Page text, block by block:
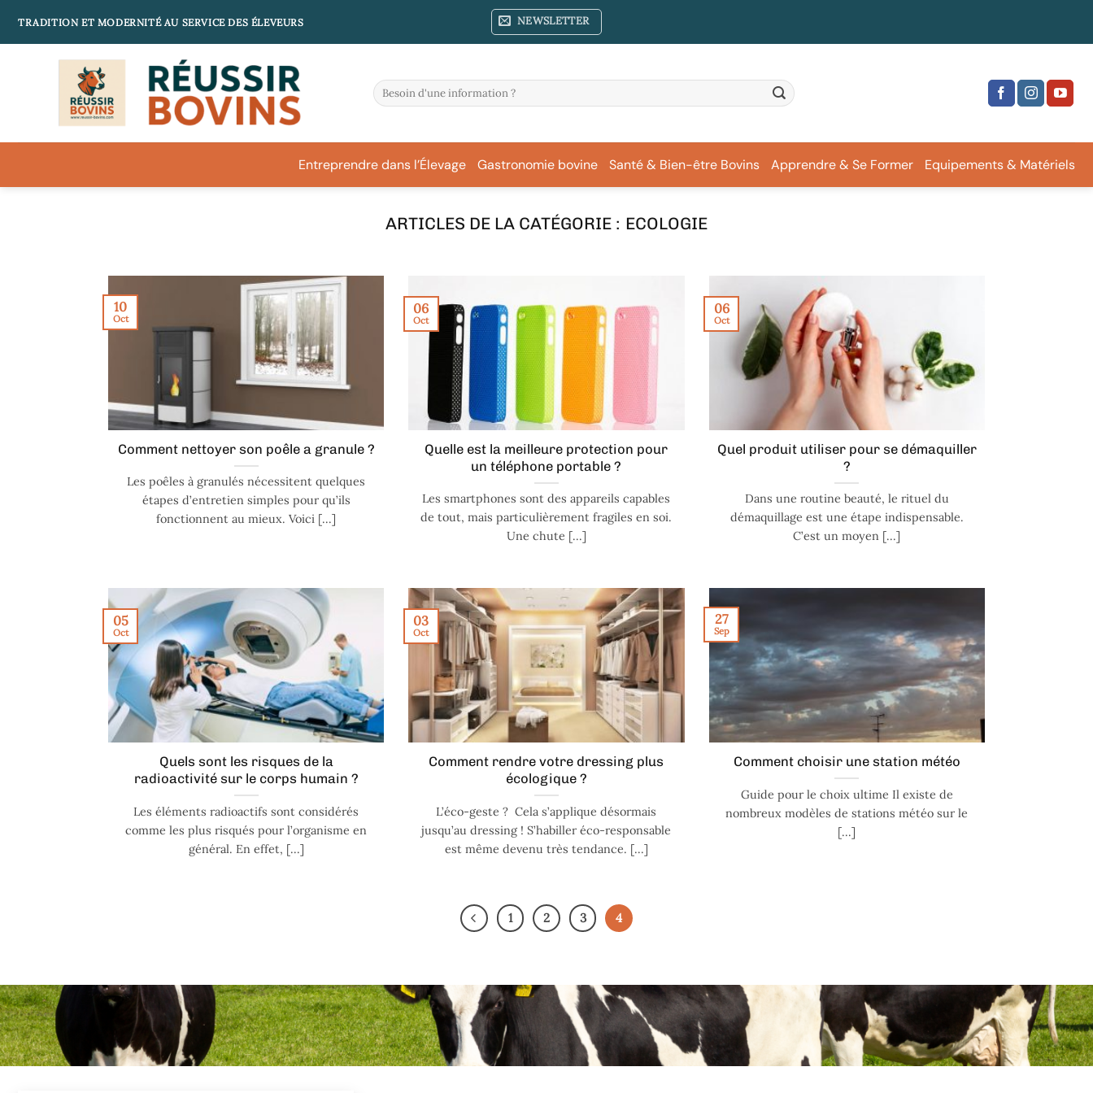
TRADITION ET MODERNITÉ AU SERVICE DES ÉLEVEURS NEWSLETTER
Entreprendre dans l’Élevage Gastronomie bovine Santé & Bien-être Bovins Apprendre & Se Former Equipements & Matériels
ECOLOGIE
Comment nettoyer son poêle a granule ?
Les poêles à granulés nécessitent quelques
étapes d’entretien simples pour qu’ils
fonctionnent au mieux. Voici [...]
10
Oct
Quelle est la meilleure protection pour
un téléphone portable ?
Les smartphones sont des appareils capables
de tout, mais particulièrement fragiles en soi.
Une chute [...]
06
Oct
Quel produit utiliser pour se démaquiller
?
Dans une routine beauté, le rituel du
démaquillage est une étape indispensable.
C’est un moyen [...]
06
Oct
Quels sont les risques de la
radioactivité sur le corps humain ?
Les éléments radioactifs sont considérés
comme les plus risqués pour l’organisme en
général. En effet, [...]
05
Oct
Comment rendre votre dressing plus
écologique ?
L’éco-geste ? Cela s’applique désormais
jusqu’au dressing ! S’habiller éco-responsable
est même devenu très tendance. [...]
03
Oct
Comment choisir une station météo
Guide pour le choix ultime Il existe de
nombreux modèles de stations météo sur le
[...]
27
Sep
1 2 3 4